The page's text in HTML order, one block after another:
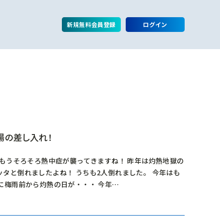
新規無料会員登録 ログイン
差し入れ！
うそろそろ熱中症が襲ってきますね！ 昨年は灼熱地獄の
と倒れましたよね！ うちも2人倒れました。 今年はも
梅雨前から灼熱の日が・・・ 今年…